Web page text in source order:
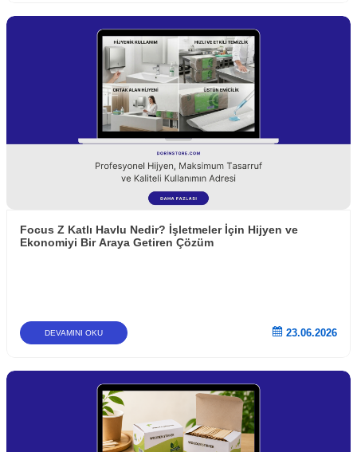
Focus Z Katlı Havlu Nedir? İşletmeler İçin Hijyen ve
Ekonomiyi Bir Araya Getiren Çözüm
DEVAMINI OKU 23.06.2026